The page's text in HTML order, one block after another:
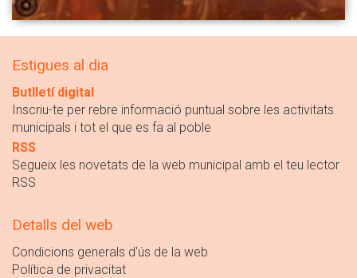
Estigues al dia
Butlletí digital
Inscriu-te per rebre informació puntual sobre les activitats
municipals i tot el que es fa al poble
RSS
Segueix les novetats de la web municipal amb el teu lector
RSS
Detalls del web
Condicions generals d'ús de la web
Política de privacitat